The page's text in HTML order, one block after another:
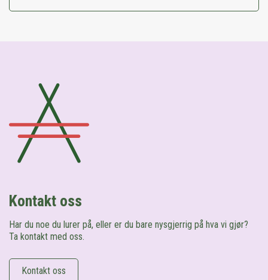
Kontakt oss
Har du noe du lurer på, eller er du bare nysgjerrig på hva vi gjør?
Ta kontakt med oss.
Kontakt oss